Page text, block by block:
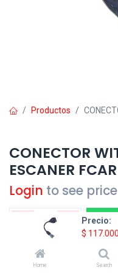
Precio:
$
Home Search
Productos
CONECTOR
ESCANER FCAR
Login to see price
Compartir: